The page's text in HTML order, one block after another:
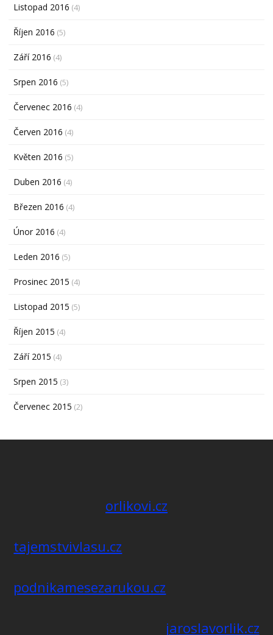
Listopad 2016 (4)
Říjen 2016 (5)
Září 2016 (4)
Srpen 2016 (5)
Červenec 2016 (4)
Červen 2016 (4)
Květen 2016 (5)
Duben 2016 (4)
Březen 2016 (4)
Únor 2016 (4)
Leden 2016 (5)
Prosinec 2015 (4)
Listopad 2015 (5)
Říjen 2015 (4)
Září 2015 (4)
Srpen 2015 (3)
Červenec 2015 (2)
orlikovi.cz
tajemstvivlasu.cz
podnikamesezarukou.cz
jaroslavorlik.cz